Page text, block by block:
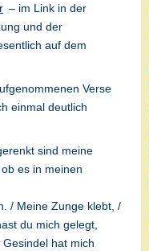
– im Link in der
und der
auf dem
Verse
einmal deutlich
sind meine
es in meinen
/ Meine Zunge klebt, /
du mich gelegt,
hat mich